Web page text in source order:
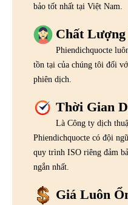
bảo tốt nhất tại Việt Nam.
Chất
Phiendichquocte
tồn tại của chúng tôi đối
phiên dịch.
Thời Gian
Là Công ty dịch
Phiendichquocte có đội
quy trình ISO riêng đảm
ngắn nhất.
Giá Luôn